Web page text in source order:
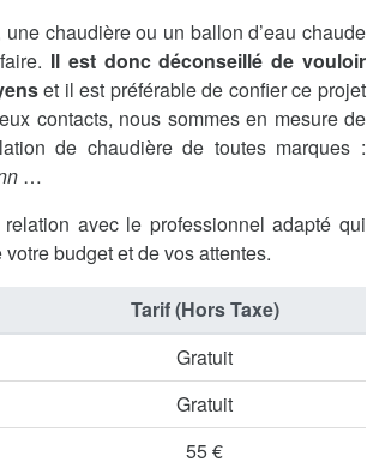
chaudière ou un ballon d’eau chaude
Il est donc déconseillé de vouloir
et il est préférable de confier ce projet
contacts, nous sommes en mesure de
de chaudière de toutes marques :
…
avec le professionnel adapté qui
budget et de vos attentes.
Tarif (Hors Taxe)
Gratuit
Gratuit
55 €